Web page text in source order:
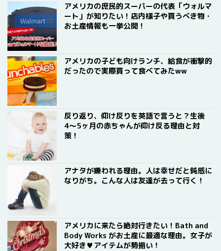
アメリカの庶民的スーパーの代表「ウォルマ
ート」が知りたい！店内様子や買うべき物・
お土産情報も一挙公開！
アメリカの子ども向けランチ、給食が衝撃的
だったので実際買って食べてみたww
反り返り、仰け反りを英語で言うと？生後
4〜5ヶ月の赤ちゃんが仰け反る理由と対
策！
アナタが嫌われる理由。人は幸せだと鈍感に
なりがち。こんな人は友達が去って行く！
アメリカに来たら絶対行きたい！Bath and
Body Works がお土産に最適な理由。女子が
大好き♥アイテムが勢揃い！